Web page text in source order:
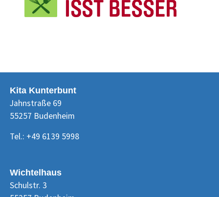
Kita Kunterbunt
Jahnstraße 69
55257 Budenheim
Tel.: +49 6139 5998
Wichtelhaus
Schulstr. 3